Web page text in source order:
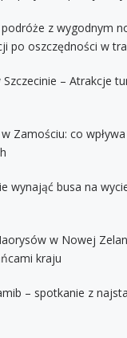
podróże z wygodnym
po oszczędności w
– Atrakcje
Zamościu: co
wynająć busa na
w Nowej
kraju
– spotkanie z